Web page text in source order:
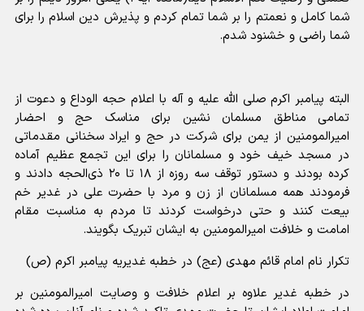
شما کامل و نعمتم را بر شما تمام کردم و پذیرش دین اسلام را برای
شما راضی و خشنود شدم.
البته پیامبر اکرم صلی الله علیه و آله با اعلام حجه الوداع و دعوت از
تمامی مناطق مسلمان نشین برای مناسک حج و احضار
امیرالمومنین از یمن برای شرکت در حج و ایراد سخنانی مقدماتی
در مسجد خیف خود و مسلمانان را برای این تجمع عظیم آماده
کرده بودند و دستور توقف سه روزه از ۱۸ تا ۲۰ ذی‌الحجه دادند و
فرمودند همه مسلمانان از زن و مرد با حضرت علی در غدیر خم
بیعت کنند و حتی درخواست کردند تا مردم به مناسبت مقام
امامت و خلافت امیرالمومنین به ایشان تبریک بگویند.
تکرار نام امام قائم مهدی (عج) در خطبه غدیریه پیامبر اکرم (ص)
در خطبه غدیر علاوه بر اعلام خلافت و وصایت امیرالمومنین بر